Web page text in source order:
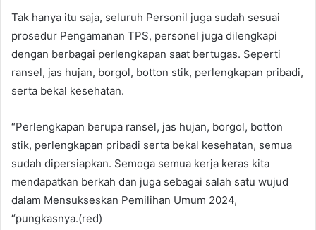
Tak hanya itu saja, seluruh Personil juga sudah sesuai
prosedur Pengamanan TPS, personel juga dilengkapi
dengan berbagai perlengkapan saat bertugas. Seperti
ransel, jas hujan, borgol, botton stik, perlengkapan pribadi,
serta bekal kesehatan.
“Perlengkapan berupa ransel, jas hujan, borgol, botton
stik, perlengkapan pribadi serta bekal kesehatan, semua
sudah dipersiapkan. Semoga semua kerja keras kita
mendapatkan berkah dan juga sebagai salah satu wujud
dalam Mensukseskan Pemilihan Umum 2024,
“pungkasnya.(red)